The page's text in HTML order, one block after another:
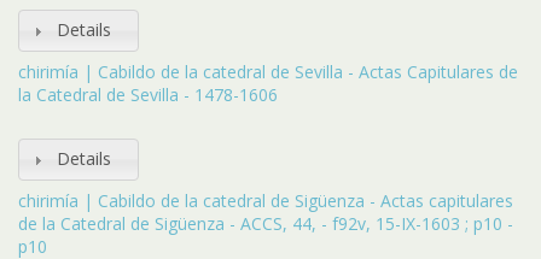
Details
chirimía | Cabildo de la catedral de Sevilla - Actas Capitulares de
la Catedral de Sevilla - 1478-1606
Details
chirimía | Cabildo de la catedral de Sigüenza - Actas capitulares
de la Catedral de Sigüenza - ACCS, 44, - f92v, 15-IX-1603 ; p10 -
p10